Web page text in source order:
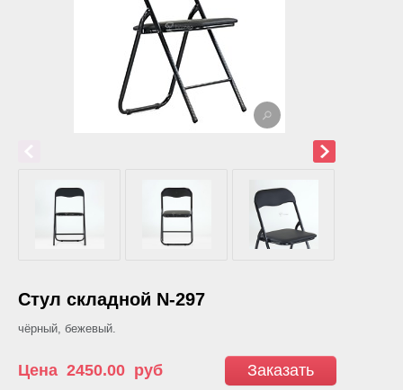
Стул складной N-297
чёрный, бежевый.
Заказать
Цена 2450.00 руб